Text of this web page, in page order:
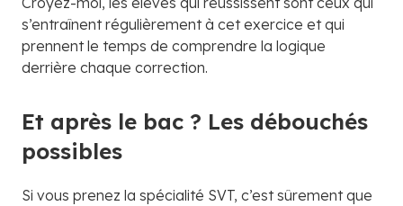
s’entraînent régulièrement à cet exercice et qui
prennent le temps de comprendre la logique
derrière chaque correction.
Et après le bac ? Les débouchés
possibles
Si vous prenez la spécialité SVT, c’est sûrement que